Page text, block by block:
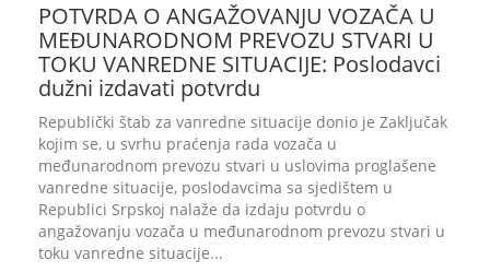
POTVRDA O ANGAŽOVANJU VOZAČA U
MEĐUNARODNOM PREVOZU STVARI U
TOKU VANREDNE SITUACIJE: Poslodavci
dužni izdavati potvrdu
Republički štab za vanredne situacije donio je Zaključak
kojim se, u svrhu praćenja rada vozača u
međunarodnom prevozu stvari u uslovima proglašene
vanredne situacije, poslodavcima sa sjedištem u
Republici Srpskoj nalaže da izdaju potvrdu o
angažovanju vozača u međunarodnom prevozu stvari u
toku vanredne situacije...